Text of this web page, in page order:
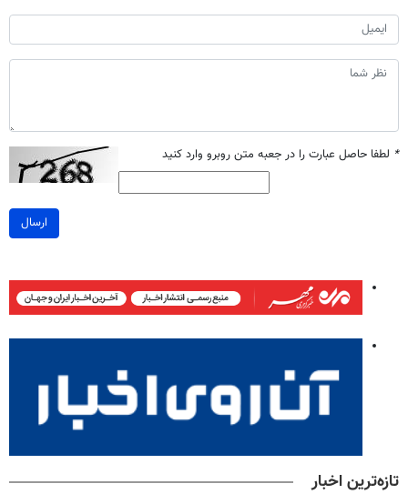
* لطفا حاصل عبارت را در جعبه متن روبرو وارد کنید
ارسال
تازه‌ترین اخبار